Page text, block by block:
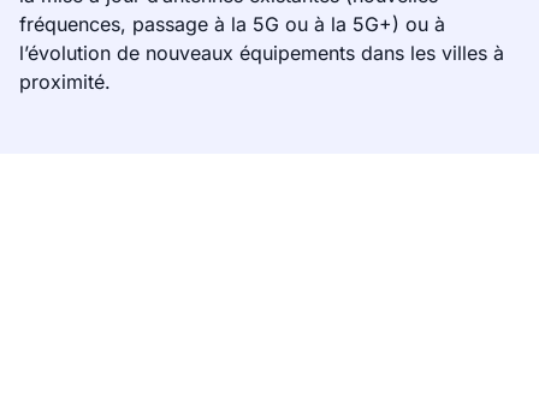
fréquences, passage à la 5G ou à la 5G+) ou à
l’évolution de nouveaux équipements dans les villes à
proximité.